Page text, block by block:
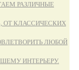
РАЗЛИЧНЫЕ
ОТ КЛАССИЧЕСКИХ
ЛЮБОЙ
ИНТЕРЬЕРУ.